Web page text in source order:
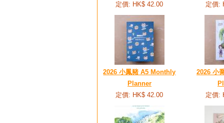
定價: HK$ 42.00
定價:
2026 小鳳豬 A5 Monthly
Planner
定價: HK$ 42.00
2026 小
定價: